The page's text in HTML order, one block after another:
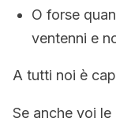
O forse
ventenni e
A tutti noi è
Se anche voi